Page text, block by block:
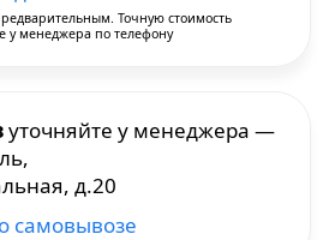
Точную стоимость
у менеджера по телефону
уточняйте у менеджера —
д.20
самовывозе